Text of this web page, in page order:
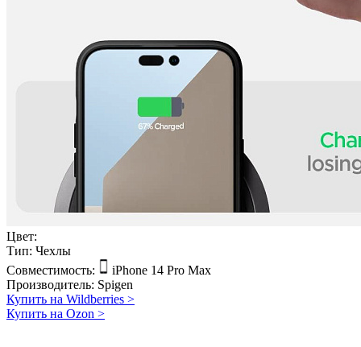
Цвет:
Тип: Чехлы
Совместимость:
iPhone 14 Pro Max
Производитель: Spigen
Купить на Wildberries >
Купить на Ozon >